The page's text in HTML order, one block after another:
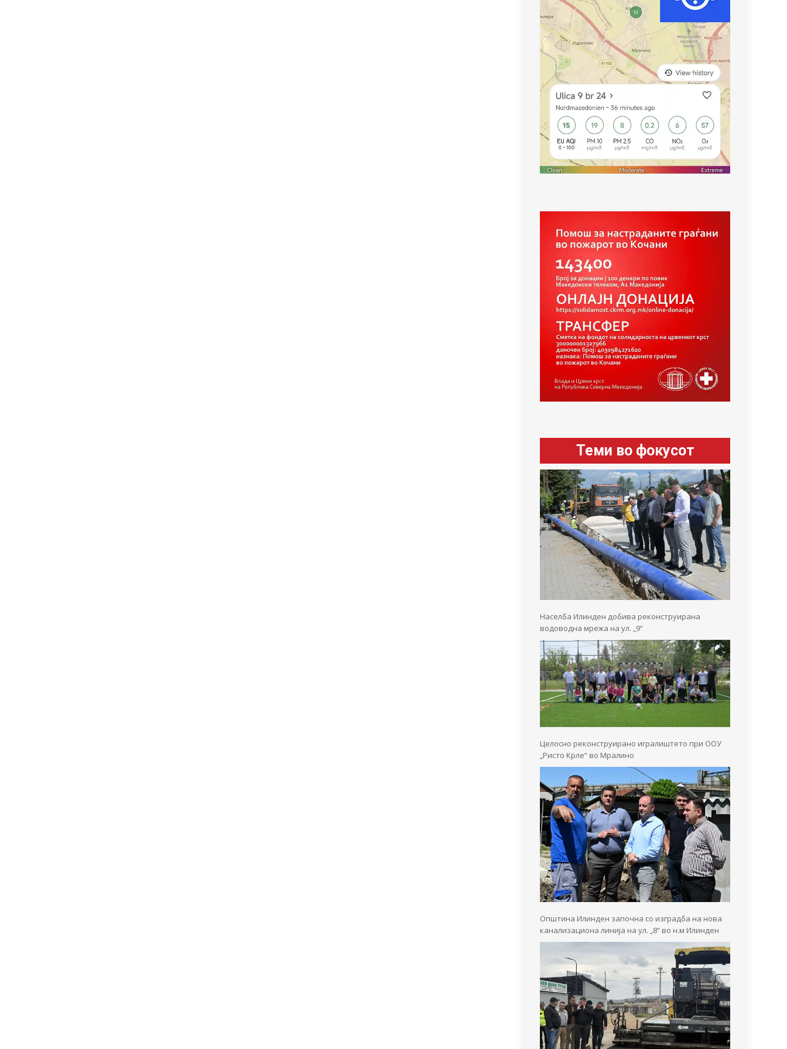
Теми во фокусот
Населба Илинден добива реконструирана
водоводна мрежа на ул. „9“
Целосно реконструирано игралиштето при ООУ
„Ристо Крле“ во Мралино
Општина Илинден започна со изградба на нова
канализациона линија на ул. „8“ во н.м Илинден